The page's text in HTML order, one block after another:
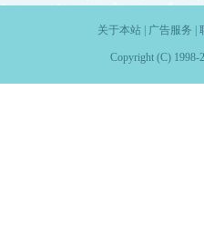
关于本站| 广告服务
Copyright (C) 1998-